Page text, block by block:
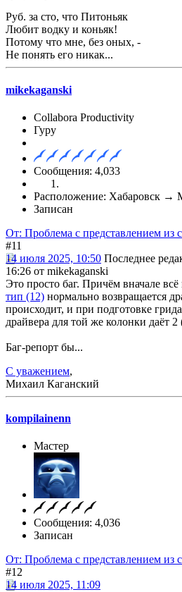
Руб. за сто, что Питоньяк
Любит водку и коньяк!
Потому что мне, без оных, -
Не понять его никак...
mikekaganski
Collabora Productivity
Гуру
Сообщения: 4,033
Расположение: Хабаровск →
Записан
От: Проблема с представлением из
#11
14 июля 2025, 10:50 Последнее
16:26 от mikekaganski
Это просто баг. Причём вначале
тип (12) нормально возвращается
происходит, и при подготовке
драйвера для той же колонки даёт
Баг-репорт бы...
С уважением,
Михаил Каганский
kompilainenn
Мастер
Сообщения: 4,036
Записан
От: Проблема с представлением из
#12
14 июля 2025, 11:09